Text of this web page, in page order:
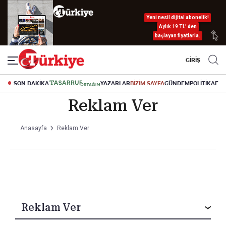
Yeni nesil dijital abonelik!
Aylık 19 TL’ den
başlayan fiyatlarla.
GİRİŞ
SON DAKİKA YAZARLARBİZİM SAYFAGÜNDEMPOLİTİKA
Reklam Ver
Anasayfa Reklam Ver
Reklam Ver